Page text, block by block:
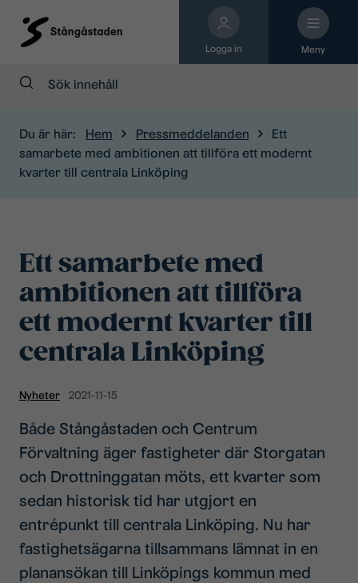
Logga in Meny
Sök:
Du är här: Hem Pressmeddelanden
Ett
samarbete med ambitionen att tillföra ett modernt
kvarter till centrala Linköping
Ett samarbete med
ambitionen att tillföra
ett modernt kvarter till
centrala Linköping
Nyheter 2021-11-15
Både Stångåstaden och Centrum
Förvaltning äger fastigheter där Storgatan
och Drottninggatan möts, ett kvarter som
sedan historisk tid har utgjort en
entrépunkt till centrala Linköping. Nu har
fastighetsägarna tillsammans lämnat in en
planansökan till Linköpings kommun med